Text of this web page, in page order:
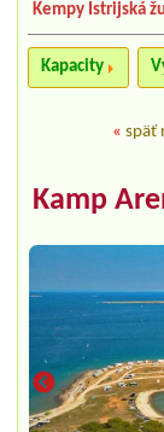
Kempy Istrijská
Kapacity
«späť
Kamp